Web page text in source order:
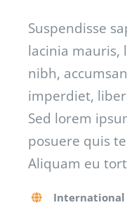
Suspendisse
lacinia mauris,
nibh,
imperdiet,
Sed lorem
posuere quis
Aliquam eu
International